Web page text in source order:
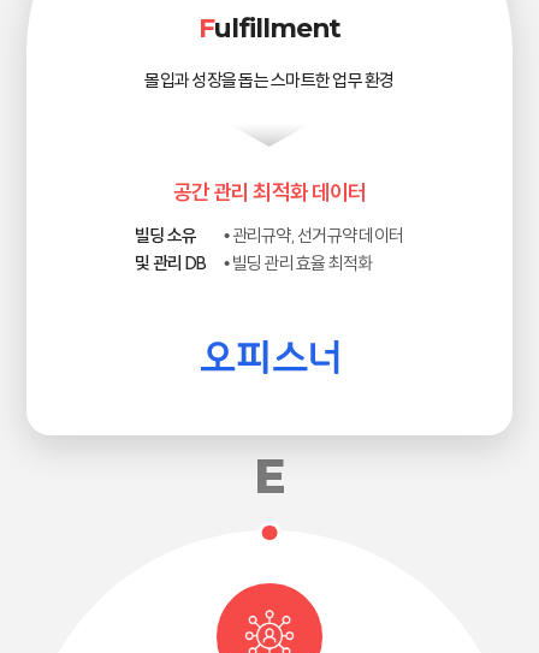
Fulfillment
몰입과 성장을 돕는 스마트한 업무 환경
공간 관리 최적화 데이터
빌딩 소유
및 관리 DB
• 관리규약, 선거규약 데이터
• 빌딩 관리 효율 최적화